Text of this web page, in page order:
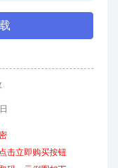
击立即购买按钮